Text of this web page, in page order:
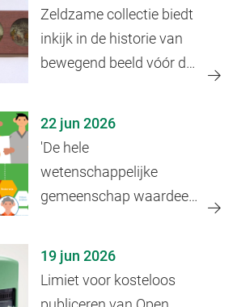
Zeldzame collectie biedt
inkijk in de historie van
bewegend beeld vóór de
22 jun 2026
'De hele
wetenschappelijke
gemeenschap waardeert
19 jun 2026
Limiet voor kosteloos